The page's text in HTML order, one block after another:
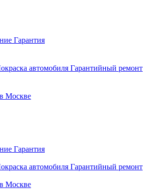
Гарантия
автомобиля Гарантийный ремонт
Москве
Гарантия
автомобиля Гарантийный ремонт
Москве